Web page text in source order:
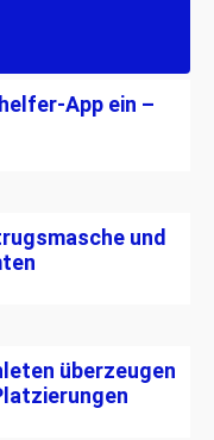
App ein –
und
überzeugen